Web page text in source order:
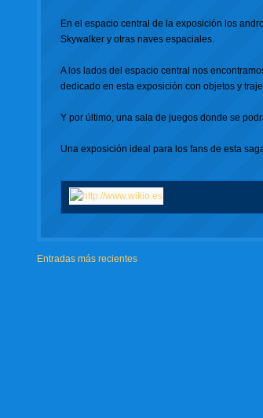
En el espacio central de la exposición los
Skywalker y otras naves espaciales.
A los lados del espacio central nos
dedicado en esta exposición con objetos y
Y por último, una sala de juegos donde se
Una exposición ideal para los fans de esta
Entradas más recientes